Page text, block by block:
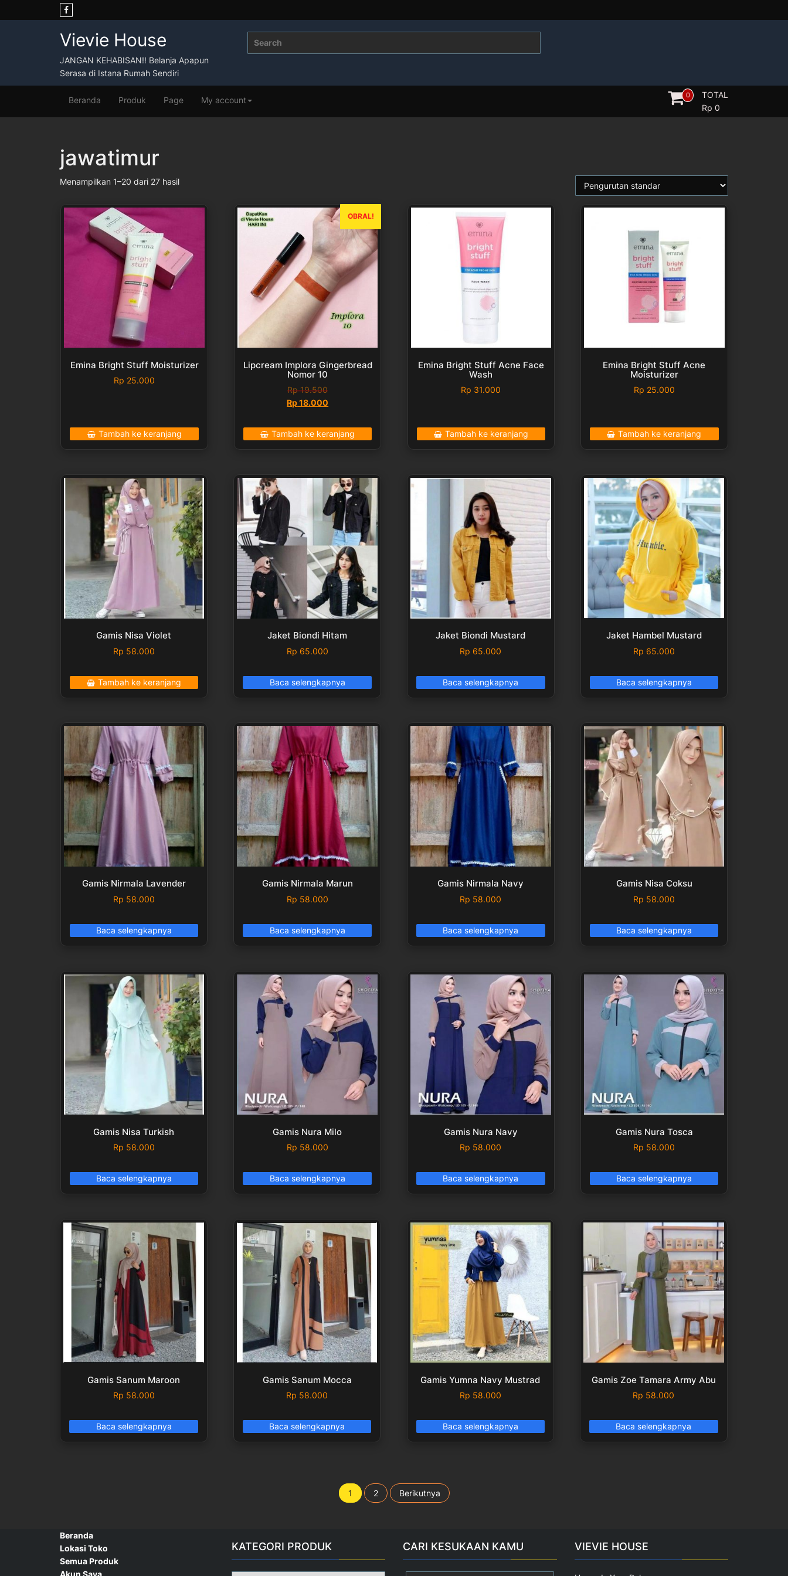
to
Vievie House
JANGAN KEHABISAN!! Belanja Apapun
Serasa di Istana Rumah Sendiri
0
TOTAL
Rp 0
Beranda Produk Page My account
jawatimur
Menampilkan 1–20 dari 27 hasil
Emina Bright Stuff Moisturizer
Rp 25.000
Tambah ke keranjang
OBRAL!
Lipcream Implora Gingerbread
Nomor 10
Rp19.500
Harga
adalah:
Rp 19.500.
Rp18.000
Harga
ini
adalah:
Tambah ke keranjang
Emina Bright Stuff Acne Face
Wash
Rp 31.000
Tambah ke keranjang
Emina Bright Stuff Acne
Moisturizer
Rp 25.000
Tambah ke keranjang
Gamis Nisa Violet
Rp 58.000
Tambah ke keranjang
Jaket Biondi Hitam
Rp 65.000
Baca selengkapnya
Jaket Biondi Mustard
Rp 65.000
Baca selengkapnya
Jaket Hambel Mustard
Rp 65.000
Baca selengkapnya
Gamis Nirmala Lavender
Rp 58.000
Baca selengkapnya
Gamis Nirmala Marun
Rp 58.000
Baca selengkapnya
Gamis Nirmala Navy
Rp 58.000
Baca selengkapnya
Gamis Nisa Coksu
Rp 58.000
Baca selengkapnya
Gamis Nisa Turkish
Rp 58.000
Baca selengkapnya
Gamis Nura Milo
Rp 58.000
Baca selengkapnya
Gamis Nura Navy
Rp 58.000
Baca selengkapnya
Gamis Nura Tosca
Rp 58.000
Baca selengkapnya
Gamis Sanum Maroon
Rp 58.000
Baca selengkapnya
Gamis Sanum Mocca
Rp 58.000
Baca selengkapnya
Gamis Yumna Navy Mustrad
Rp 58.000
Baca selengkapnya
Gamis Zoe Tamara Army Abu
Rp 58.000
Baca selengkapnya
Paginasi
1 2 Berikutnya
Beranda
Lokasi Toko
Semua Produk
KATEGORI PRODUK CARI KESUKAAN KAMU VIEVIE HOUSE